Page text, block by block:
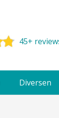
45+
Diversen